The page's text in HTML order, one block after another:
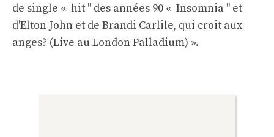
de single « hit '' des années 90 « Insomnia '' et
d'Elton John et de Brandi Carlile, qui croit aux
anges? (Live au London Palladium) ».